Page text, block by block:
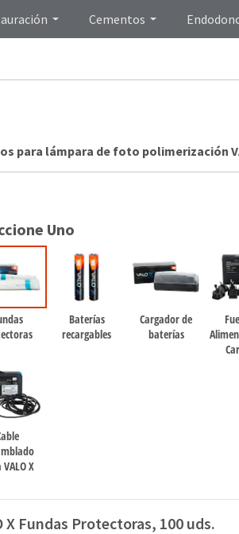
Cementos
para lámpara de foto polimerización
Uno
Baterías
recargables
Cargador de
baterías
X
X Fundas Protectoras, 100 uds.